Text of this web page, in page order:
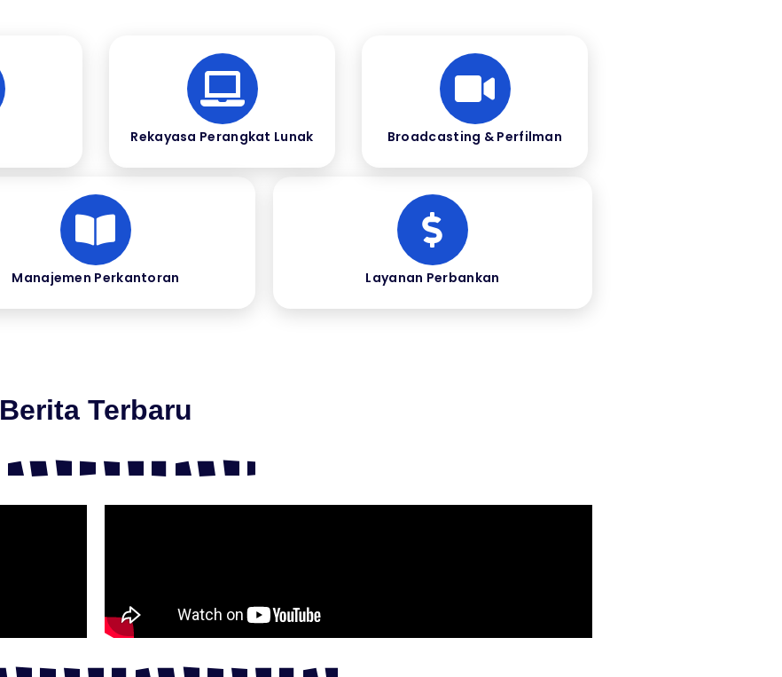
Rekayasa Perangkat Lunak Broadcasting & Perfilman
Manajemen Perkantoran Layanan Perbankan
Berita Terbaru